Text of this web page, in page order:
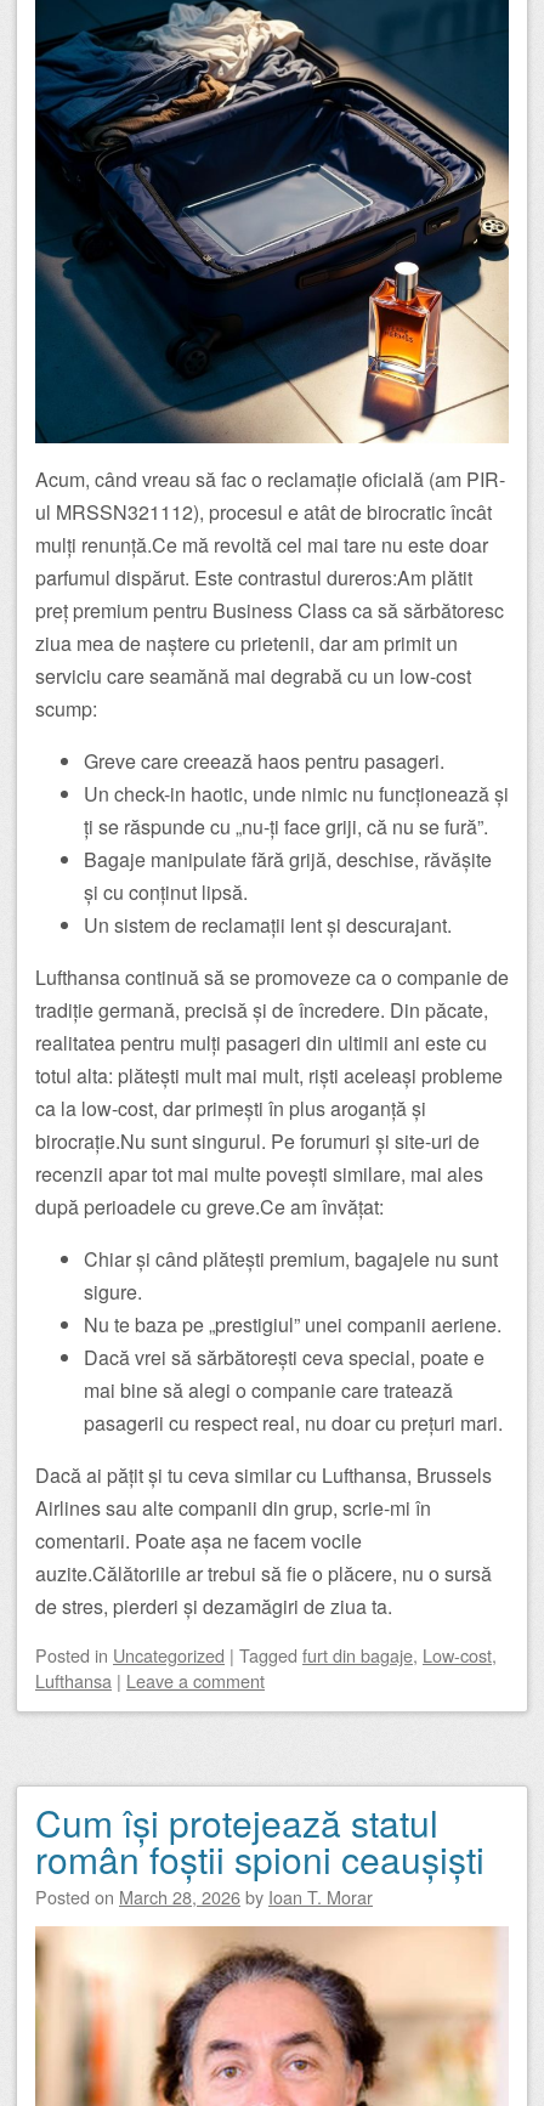
Acum, când vreau să fac o reclamație oficială (am PIR-
ul MRSSN321112), procesul e atât de birocratic încât
mulți renunță.Ce mă revoltă cel mai tare nu este doar
parfumul dispărut. Este contrastul dureros:Am plătit
preț premium pentru Business Class ca să sărbătoresc
ziua mea de naștere cu prietenii, dar am primit un
serviciu care seamănă mai degrabă cu un low-cost
scump:
Greve care creează haos pentru pasageri.
Un check-in haotic, unde nimic nu funcționează și
ți se răspunde cu „nu-ți face griji, că nu se fură”.
Bagaje manipulate fără grijă, deschise, răvășite
și cu conținut lipsă.
Un sistem de reclamații lent și descurajant.
Lufthansa continuă să se promoveze ca o companie de
tradiție germană, precisă și de încredere. Din păcate,
realitatea pentru mulți pasageri din ultimii ani este cu
totul alta: plătești mult mai mult, riști aceleași probleme
ca la low-cost, dar primești în plus aroganță și
birocrație.Nu sunt singurul. Pe forumuri și site-uri de
recenzii apar tot mai multe povești similare, mai ales
după perioadele cu greve.Ce am învățat:
Chiar și când plătești premium, bagajele nu sunt
sigure.
Nu te baza pe „prestigiul” unei companii aeriene.
Dacă vrei să sărbătorești ceva special, poate e
mai bine să alegi o companie care tratează
pasagerii cu respect real, nu doar cu prețuri mari.
Dacă ai pățit și tu ceva similar cu Lufthansa, Brussels
Airlines sau alte companii din grup, scrie-mi în
comentarii. Poate așa ne facem vocile
auzite.Călătoriile ar trebui să fie o plăcere, nu o sursă
de stres, pierderi și dezamăgiri de ziua ta.
Posted in Uncategorized | Tagged furt din bagaje, Low-cost,
Lufthansa | Leave a comment
Cum își protejează statul
român foștii spioni ceaușiști
Posted on March 28, 2026by Ioan T. Morar